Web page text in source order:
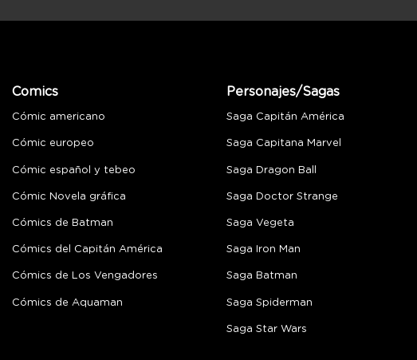
Comics
Cómic americano
Cómic europeo
Cómic español y tebeo
Cómic Novela gráfica
Cómics de Batman
Cómics del Capitán América
Cómics de Los Vengadores
Cómics de Aquaman
Personajes/Sagas
Saga Capitán América
Saga Capitana Marvel
Saga Dragon Ball
Saga Doctor Strange
Saga Vegeta
Saga Iron Man
Saga Batman
Saga Spiderman
Saga Star Wars